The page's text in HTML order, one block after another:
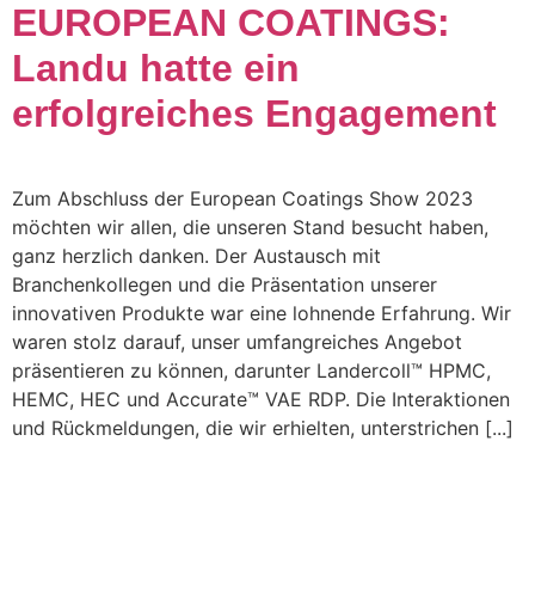
EUROPEAN COATINGS:
Landu hatte ein
erfolgreiches Engagement
Zum Abschluss der European Coatings Show 2023
möchten wir allen, die unseren Stand besucht haben,
ganz herzlich danken. Der Austausch mit
Branchenkollegen und die Präsentation unserer
innovativen Produkte war eine lohnende Erfahrung. Wir
waren stolz darauf, unser umfangreiches Angebot
präsentieren zu können, darunter Landercoll™ HPMC,
HEMC, HEC und Accurate™ VAE RDP. Die Interaktionen
und Rückmeldungen, die wir erhielten, unterstrichen [...]